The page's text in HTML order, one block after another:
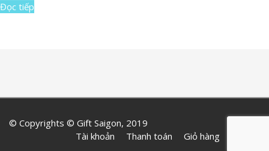
Đọc tiếp
© Copyrights © Gift Saigon, 2019
Tài khoản
Thanh toán Giỏ hàng